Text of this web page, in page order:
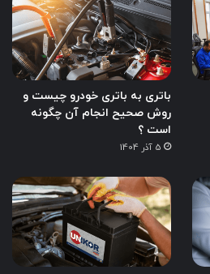
باتری به باتری خودرو چیست و
روش صحیح انجام آن چگونه
است ؟
5 آذر 1404